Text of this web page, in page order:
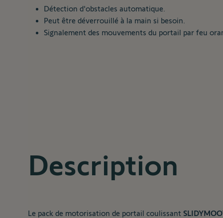
Détection d'obstacles automatique.
Peut être déverrouillé à la main si besoin.
Signalement des mouvements du portail par feu
Description
Le pack de motorisation de portail coulissant